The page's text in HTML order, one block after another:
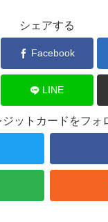
シェアする
Facebook
LINE
ットカードをフォ